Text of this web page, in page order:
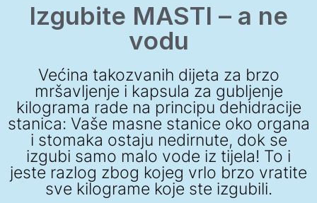
Izgubite MASTI – a ne
vodu
Većina takozvanih dijeta za brzo
mršavljenje i kapsula za gubljenje
kilograma rade na principu dehidracije
stanica: Vaše masne stanice oko organa
i stomaka ostaju nedirnute, dok se
izgubi samo malo vode iz tijela! To i
jeste razlog zbog kojeg vrlo brzo vratite
sve kilograme koje ste izgubili.